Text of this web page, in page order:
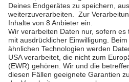
SICHERHEIT & COMPLIANCE
Sicherheit
PSD2 - Starke
Kundenauthentifizierung